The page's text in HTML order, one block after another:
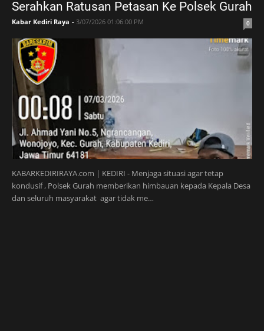
Serahkan Ratusan Petasan Ke Polsek Gurah
Kabar Kediri Raya - 3/07/2026 01:06:00 PM 0
KABARKEDIRIRAYA.com | KEDIRI - Menjaga situasi agar tetap
kondusif , Polsek Gurah memberikan himbauan kepada Kepala Desa
dan seluruh masyarakat agar tidak me…